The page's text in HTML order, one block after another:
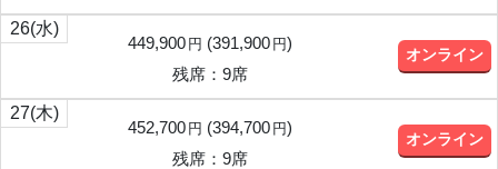
26(水)
449,900 円 (391,900 円)
残席：9席
オンライン
27(木)
452,700 円 (394,700 円)
残席：9席
オンライン